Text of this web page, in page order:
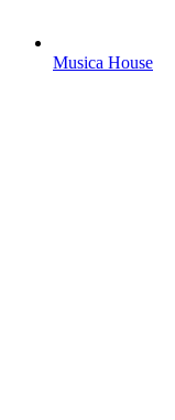
Musica House